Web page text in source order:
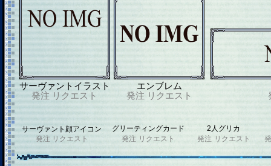
サーヴァントイラスト
発注 リクエスト
エンブレム
発注 リクエスト
サーヴァント顔アイコン
発注 リクエスト
グリーティングカード
発注 リクエスト
2人グリカ
発注 リクエスト